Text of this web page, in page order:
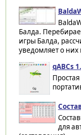
Балда.
игры Балда,
уведомляет о них
qABCs
для